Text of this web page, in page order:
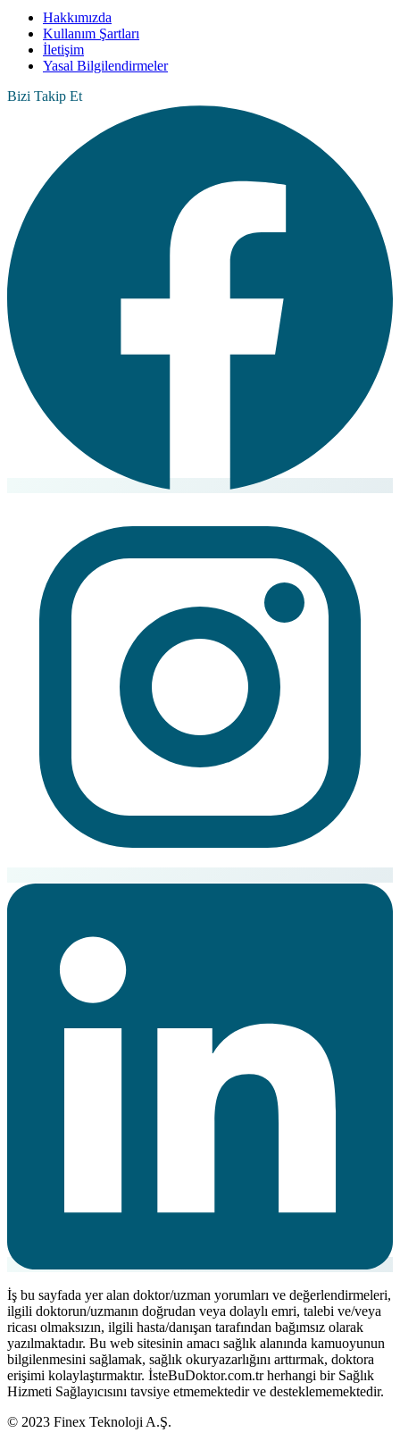
Hakkımızda
Kullanım Şartları
İletişim
Yasal Bilgilendirmeler
Bizi Takip Et
İş bu sayfada yer alan doktor/uzman yorumları ve değerlendirmeleri,
ilgili doktorun/uzmanın doğrudan veya dolaylı emri, talebi ve/veya
ricası olmaksızın, ilgili hasta/danışan tarafından bağımsız olarak
yazılmaktadır. Bu web sitesinin amacı sağlık alanında kamuoyunun
bilgilenmesini sağlamak, sağlık okuryazarlığını arttırmak, doktora
erişimi kolaylaştırmaktır. İsteBuDoktor.com.tr herhangi bir Sağlık
Hizmeti Sağlayıcısını tavsiye etmemektedir ve desteklememektedir.
© 2023 Finex Teknoloji A.Ş.